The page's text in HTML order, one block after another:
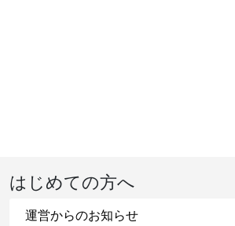
はじめての方へ
運営からのお知らせ